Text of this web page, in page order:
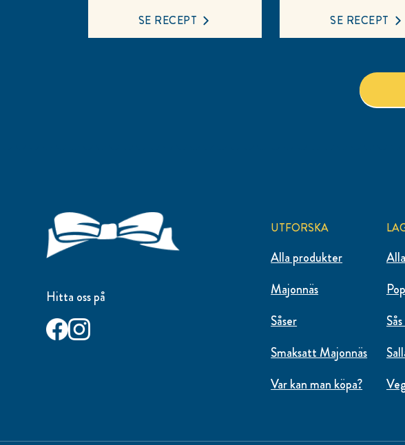
SE RECEPT SE RECEPT
Hitta oss på
UTFORSKA
Alla produkter
Majonnäs
Såser
Smaksatt Majonnäs
Var kan man köpa?